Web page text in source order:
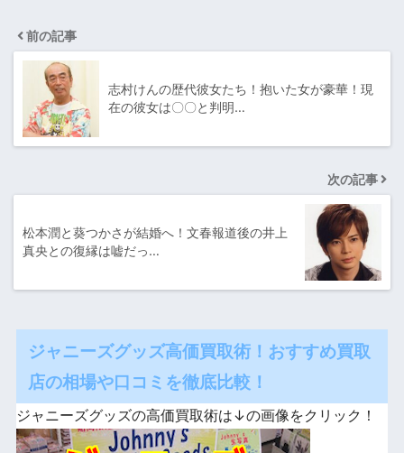
前の記事
志村けんの歴代彼女たち！抱いた女が豪華！現
在の彼女は〇〇と判明…
次の記事
松本潤と葵つかさが結婚へ！文春報道後の井上
真央との復縁は嘘だっ…
ジャニーズグッズ高価買取術！おすすめ買取
店の相場や口コミを徹底比較！
ジャニーズグッズの高価買取術は↓の画像をクリック！